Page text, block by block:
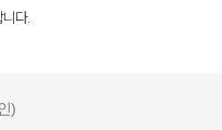
같은 개인정보를 수집하고 있습니다.
이용목적이 달성된 후에는 해당 정보를 지
다.